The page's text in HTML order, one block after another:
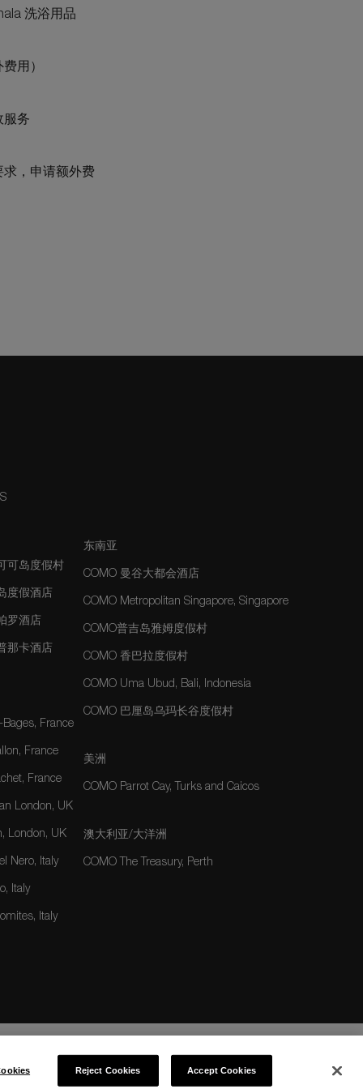
洗浴用品
用）
服务
，申请额外费
可岛度假村
度假酒店
罗酒店
那卡酒店
Bages, France
France
France
London, UK
London, UK
Nero, Italy
Italy
Italy
东南亚
COMO 曼谷大都会酒店
COMO Metropolitan Singapore, Singapore
COMO普吉岛雅姆度假村
COMO 香巴拉度假村
COMO Uma Ubud, Bali, Indonesia
COMO 巴厘岛乌玛长谷度假村
美洲
COMO Parrot Cay, Turks and Caicos
澳大利亚/大洋洲
COMO The Treasury, Perth
Reject Cookies Accept Cookies